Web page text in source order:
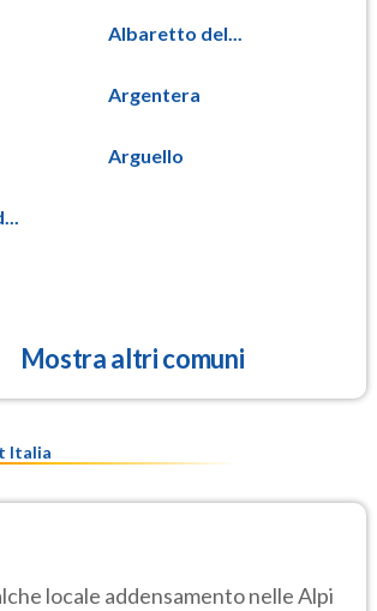
Albaretto del...
Argentera
Arguello
Mostra altri comuni
Italia
locale addensamento nelle Alpi